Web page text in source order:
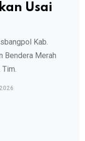
Usai
Kab.
Bendera Merah